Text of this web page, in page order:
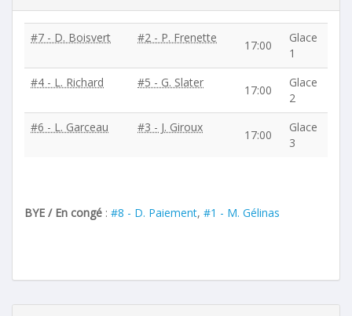
#7 - D. Boisvert #2 - P. Frenette
17:00
Glace
1
#4 - L. Richard
#5 - G. Slater
17:00
Glace
2
#6 - L. Garceau
#3 - J. Giroux
17:00
Glace
3
BYE / En congé : #8 - D. Paiement, #1 - M. Gélinas